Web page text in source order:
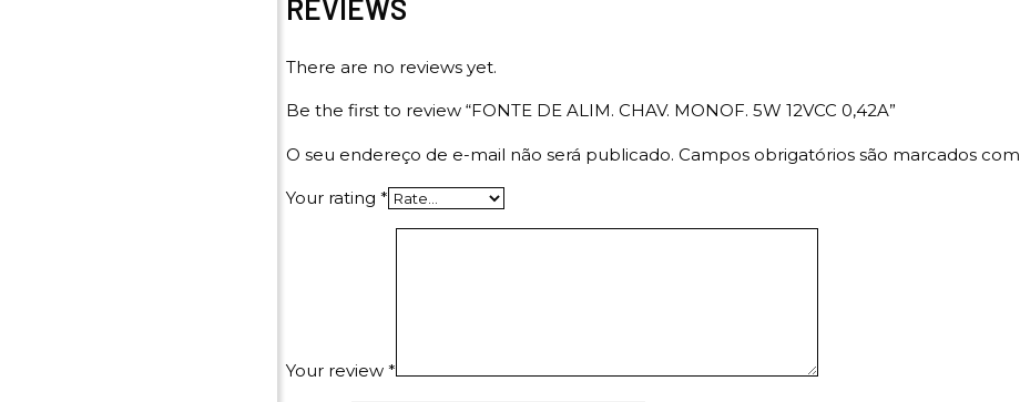
REVIEWS
There are no reviews yet.
Be the first to review “FONTE DE ALIM. CHAV. MONOF. 5W 12VCC 0,42A”
O seu endereço de e-mail não será publicado. Campos obrigatórios são marcados com
Your rating *
Your review *